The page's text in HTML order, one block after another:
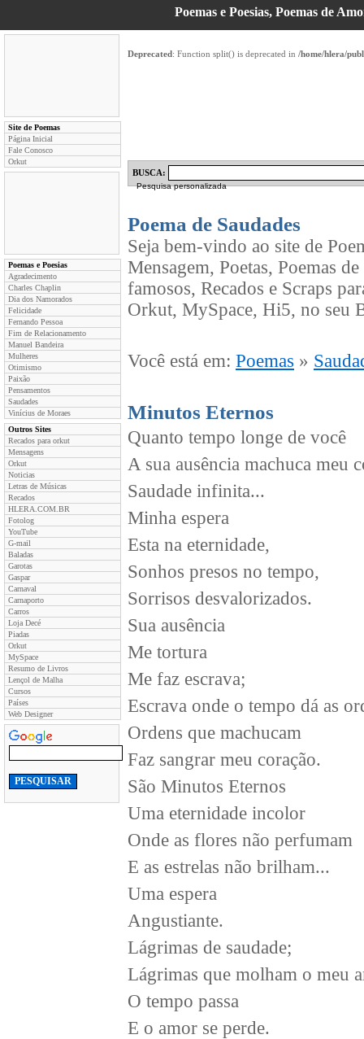
Poemas e Poesias, Poemas de
Site de Poemas
Página Inicial
Fale Conosco
Orkut
Poemas e Poesias
Agradecimento
Charles Chaplin
Dia dos Namorados
Felicidade
Fernando Pessoa
Fim de Relacionamento
Manuel Bandeira
Mulheres
Otimismo
Paixão
Pensamentos
Saudades
Vinícius de Moraes
Outros Sites
Recados para orkut
Mensagens
Orkut
Noticias
Letras de Músicas
Recados
HLERA.COM.BR
Fotolog
YouTube
G-mail
Baladas
Garotas
Gaspar
Carnaval
Carnaporto
Carros
Loja Decé
Piadas
Orkut
MySpace
Resumo de Livros
Lençol de Malha
Cursos
Países
Web Designer
Deprecated: Function split() is deprecated in /home/hlera/
BUSCA:
Pesquisa personalizada
Poema de Saudades
Seja bem-vindo ao site de
Mensagem, Poetas, Poemas
famosos, Recados e Scraps
Orkut, MySpace, Hi5, no seu
Você está em: Poemas »
Minutos Eternos
Quanto tempo longe de você
A sua ausência machuca meu
Saudade infinita...
Minha espera
Esta na eternidade,
Sonhos presos no tempo,
Sorrisos desvalorizados.
Sua ausência
Me tortura
Me faz escrava;
Escrava onde o tempo dá as
Ordens que machucam
Faz sangrar meu coração.
São Minutos Eternos
Uma eternidade incolor
Onde as flores não perfumam
E as estrelas não brilham...
Uma espera
Angustiante.
Lágrimas de saudade;
Lágrimas que molham o meu
O tempo passa
E o amor se perde.